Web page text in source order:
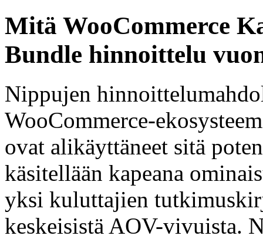
Mitä WooCommerce
Bundle hinnoittelu
Nippujen
WooCommerce-
ovat alikäyttäneet sitä
käsitellään kapeana
yksi kuluttajien
keskeisistä AOV-vivuista.